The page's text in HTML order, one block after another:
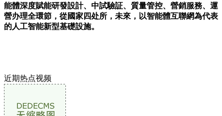
能體深度賦能研發設計、中試驗証、質量管控、營銷服務、運
營办理全環節，從國家四处所，未來，以智能體互聯網為代表
的人工智能新型基礎設施。
近期热点视频